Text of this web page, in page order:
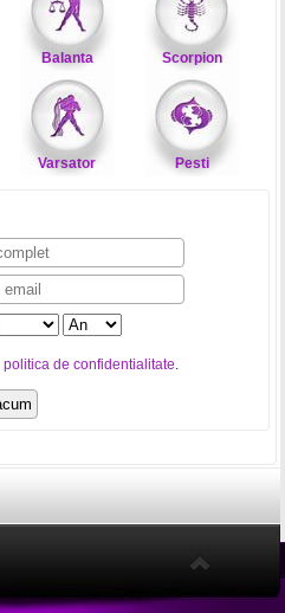
Balanta Scorpion
Varsator Pesti
politica de confidentialitate.